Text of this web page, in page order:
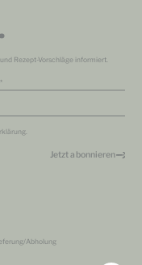
Abholung
Rezept-Vorschläge informiert.